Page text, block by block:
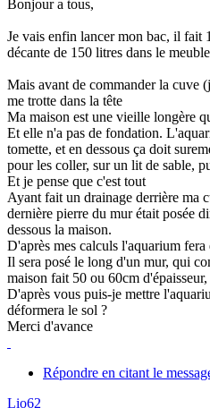
Bonjour a tous,
Je vais enfin lancer mon bac, il fait
décante de 150 litres dans le meuble
Mais avant de commander la cuve
me trotte dans la tête
Ma maison est une vieille longère
Et elle n'a pas de fondation.
tomette, et en dessous ça doit
pour les coller, sur un lit de sable,
Et je pense que c'est tout
Ayant fait un drainage derrière ma
dernière pierre du mur était posée
dessous la maison.
D'après mes calculs l'aquarium
Il sera posé le long d'un mur, qui
maison fait 50 ou 60cm
D'après vous puis-je mettre
déformera le sol ?
Merci d'avance
Répondre en citant le
Lio62